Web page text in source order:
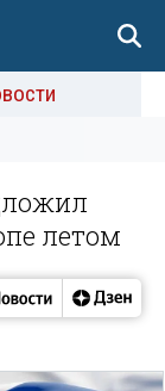
летом